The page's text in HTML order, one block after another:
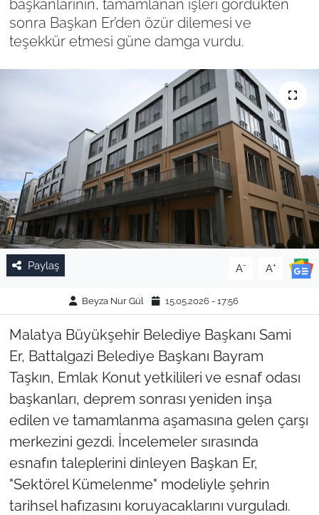
başkanlarının, tamamlanan işleri gördükten
sonra Başkan Er’den özür dilemesi ve
teşekkür etmesi güne damga vurdu.
Paylaş A- A+
Beyza Nur Gül 15.05.2026 - 17:56
Malatya Büyükşehir Belediye Başkanı Sami
Er, Battalgazi Belediye Başkanı Bayram
Taşkın, Emlak Konut yetkilileri ve esnaf odası
başkanları, deprem sonrası yeniden inşa
edilen ve tamamlanma aşamasına gelen çarşı
merkezini gezdi. İncelemeler sırasında
esnafın taleplerini dinleyen Başkan Er,
"Sektörel Kümelenme" modeliyle şehrin
tarihsel hafızasını koruyacaklarını vurguladı.